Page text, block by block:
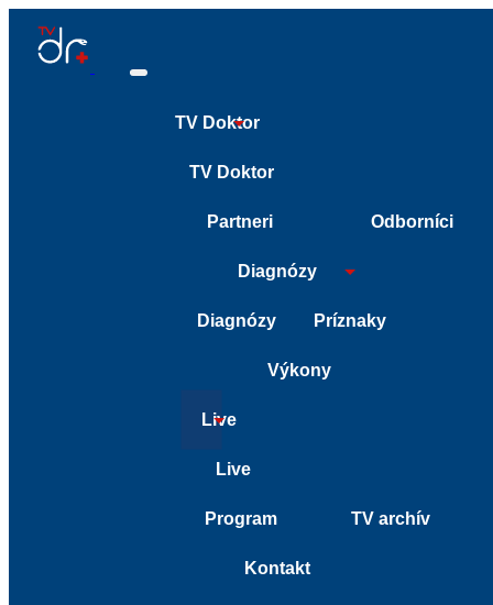
TV Doktor
TV Doktor
Partneri Odborníci
Diagnózy
Diagnózy Príznaky
Výkony
Live
Live
Program TV archív
Kontakt